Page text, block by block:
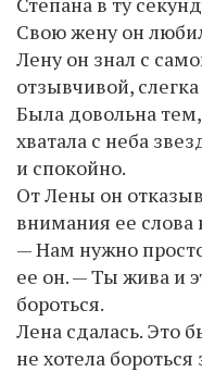
Свою жену он
Лену он знал с
отзывчивой,
Была довольна
хватала с неба
и спокойно.
От Лены он
внимания ее слова
— Нам нужно
ее он. — Ты жива и
бороться.
Лена сдалась. Это
не хотела